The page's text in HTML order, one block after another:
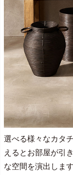
選べる様々なカタ
えるとお部屋が引
な空間を演出します